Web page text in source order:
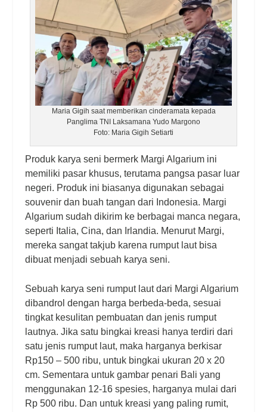
Maria Gigih saat memberikan cinderamata kepada
Panglima TNI Laksamana Yudo Margono
Foto: Maria Gigih Setiarti
Produk karya seni bermerk Margi Algarium ini
memiliki pasar khusus, terutama pangsa pasar luar
negeri. Produk ini biasanya digunakan sebagai
souvenir dan buah tangan dari Indonesia. Margi
Algarium sudah dikirim ke berbagai manca negara,
seperti Italia, Cina, dan Irlandia. Menurut Margi,
mereka sangat takjub karena rumput laut bisa
dibuat menjadi sebuah karya seni.
Sebuah karya seni rumput laut dari Margi Algarium
dibandrol dengan harga berbeda-beda, sesuai
tingkat kesulitan pembuatan dan jenis rumput
lautnya. Jika satu bingkai kreasi hanya terdiri dari
satu jenis rumput laut, maka harganya berkisar
Rp150 – 500 ribu, untuk bingkai ukuran 20 x 20
cm. Sementara untuk gambar penari Bali yang
menggunakan 12-16 spesies, harganya mulai dari
Rp 500 ribu. Dan untuk kreasi yang paling rumit,